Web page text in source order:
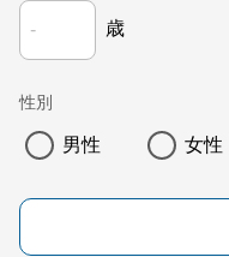
歳
性別
男性 女性